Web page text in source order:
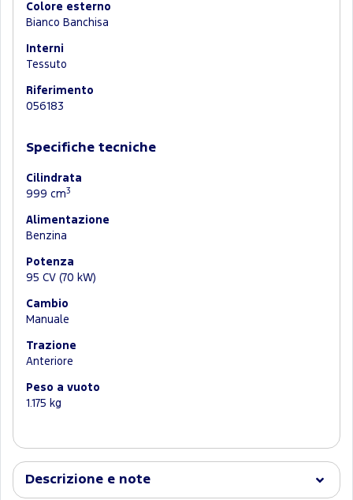
Colore esterno
Bianco Banchisa
Interni
Tessuto
Riferimento
056183
Specifiche tecniche
Cilindrata
999 cm3
Alimentazione
Benzina
Potenza
95 CV (70 kW)
Cambio
Manuale
Trazione
Anteriore
Peso a vuoto
1.175 kg
Descrizione e note